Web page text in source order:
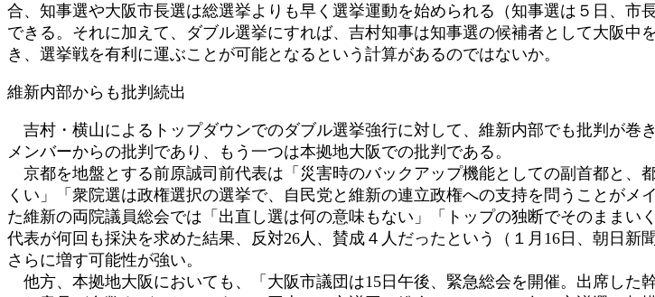
合、知事選や大阪市長選は総選挙よりも早く選挙運動を始められる（知事選は５日、市
できる。それに加えて、ダブル選挙にすれば、吉村知事は知事選の候補者として大阪中
き、選挙戦を有利に運ぶことが可能となるという計算があるのではないか。
維新内部からも批判続出
吉村・横山によるトップダウンでのダブル選挙強行に対して、維新内部でも批判が巻
メンバーからの批判であり、もう一つは本拠地大阪での批判である。
京都を地盤とする前原誠司前代表は「災害時のバックアップ機能としての副首都と、
くい」「衆院選は政権選択の選挙で、自民党と維新の連立政権への支持を問うことがメ
た維新の両院議員総会では「出直し選は何の意味もない」「トップの独断でそのままい
代表が何回も採決を求めた結果、反対26人、賛成４人だったという（１月16日、朝日新
さらに増す可能性が強い。
他方、本拠地大阪においても、「大阪市議団は15日午後、緊急総会を開催。出席した